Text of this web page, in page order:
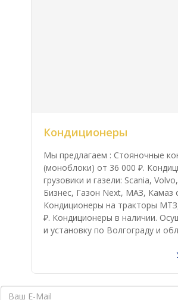
Кондиционеры
Мы предлагаем : Стояночные
(моноблоки) от 36 000 ₽.
грузовики и газели: Scania,
Бизнес, Газон Next, МАЗ, Камаз
Кондиционеры на тракторы
₽. Кондиционеры в наличии.
и установку по Волгограду и